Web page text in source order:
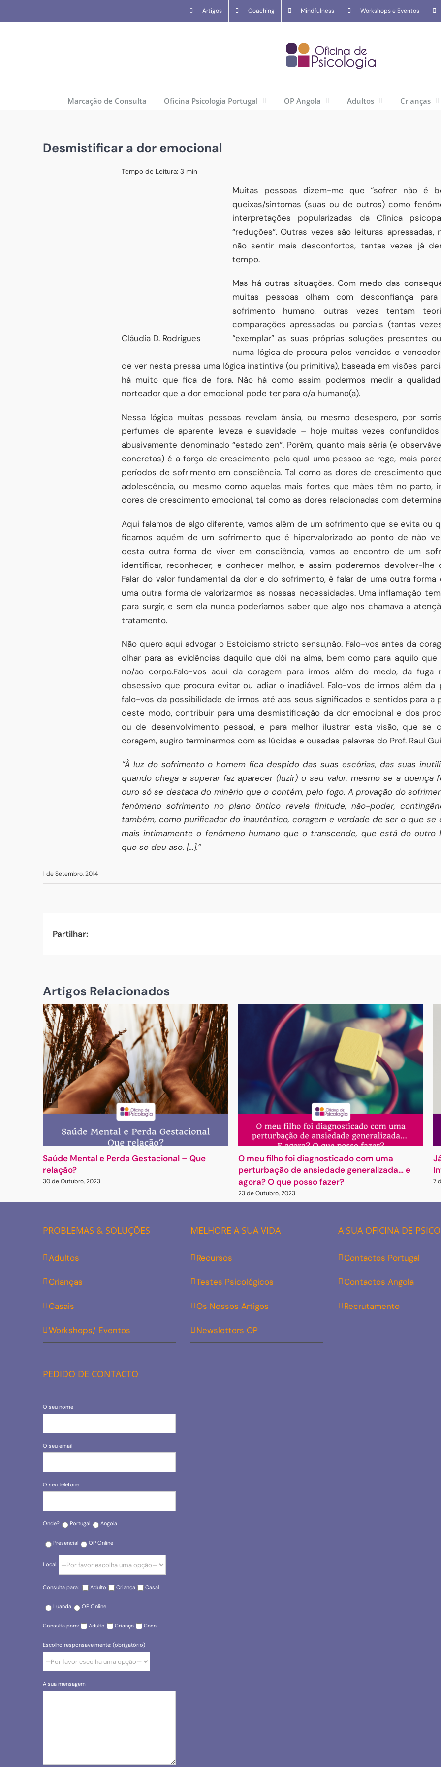
to
Artigos Coaching Mindfulness Workshops e Eventos
Marcação de Consulta Oficina Psicologia Portugal OP Angola Adultos Crianças
Desmistificar a dor emocional
Tempo de Leitura: 3 min
Cláudia D. Rodrigues
Muitas pessoas dizem-me que “sofrer não é
queixas/sintomas (suas ou de outros) como
interpretações popularizadas da Clínica
“reduções”. Outras vezes são leituras apressadas,
não sentir mais desconfortos, tantas vezes já
tempo.
Mas há outras situações. Com medo das
muitas pessoas olham com desconfiança
sofrimento humano, outras vezes tentam
comparações apressadas ou parciais (tantas
“exemplar” as suas próprias soluções presentes
numa lógica de procura pelos vencidos e
de ver nesta pressa uma lógica instintiva (ou primitiva), baseada em visões
há muito que fica de fora. Não há como assim podermos medir a
norteador que a dor emocional pode ter para o/a humano(a).
Nessa lógica muitas pessoas revelam ânsia, ou mesmo desespero, por
perfumes de aparente leveza e suavidade – hoje muitas vezes confundidos
abusivamente denominado “estado zen”. Porém, quanto mais séria (e
concretas) é a força de crescimento pela qual uma pessoa se rege, mais
períodos de sofrimento em consciência. Tal como as dores de crescimento
adolescência, ou mesmo como aquelas mais fortes que mães têm no parto,
dores de crescimento emocional, tal como as dores relacionadas com
Aqui falamos de algo diferente, vamos além de um sofrimento que se evita ou
ficamos aquém de um sofrimento que é hipervalorizado ao ponto de não
desta outra forma de viver em consciência, vamos ao encontro de um
identificar, reconhecer, e conhecer melhor, e assim poderemos devolver-lhe
Falar do valor fundamental da dor e do sofrimento, é falar de uma outra
uma outra forma de valorizarmos as nossas necessidades. Uma inflamação
para surgir, e sem ela nunca poderíamos saber que algo nos chamava a
tratamento.
Não quero aqui advogar o Estoicismo stricto sensu,não. Falo-vos antes da
olhar para as evidências daquilo que dói na alma, bem como para aquilo
no/ao corpo.Falo-vos aqui da coragem para irmos além do medo, da fuga
obsessivo que procura evitar ou adiar o inadiável. Falo-vos de irmos além da
falo-vos da possibilidade de irmos até aos seus significados e sentidos para a
deste modo, contribuir para uma desmistificação da dor emocional e dos
ou de desenvolvimento pessoal, e para melhor ilustrar esta visão, que se
coragem, sugiro terminarmos com as lúcidas e ousadas palavras do Prof. Raul
“À luz do sofrimento o homem fica despido das suas escórias, das suas
quando chega a superar faz aparecer (luzir) o seu valor, mesmo se a doença
ouro só se destaca do minério que o contém, pelo fogo. A provação do
fenómeno sofrimento no plano ôntico revela finitude, não-poder,
também, como purificador do inautêntico, coragem e verdade de ser o que se
mais intimamente o fenómeno humano que o transcende, que está do outro
que se deu aso. […].”
1 de Setembro, 2014
Partilhar:
Artigos Relacionados
Saúde Mental e Perda Gestacional – Que
relação?
30 de Outubro, 2023
O meu filho foi diagnosticado com uma
perturbação de ansiedade generalizada… e
agora? O que posso fazer?
23 de Outubro, 2023
7
PROBLEMAS & SOLUÇÕES
Adultos
Crianças
Casais
Workshops/ Eventos
PEDIDO DE CONTACTO
O seu nome
O seu email
O seu telefone
Onde? Portugal Angola
Presencial OP Online
Local:
Consulta para: Adulto Criança Casal
Luanda OP Online
Consulta para: Adulto Criança Casal
Escolho responsavelmente: (obrigatório)
A sua mensagem
MELHORE A SUA VIDA
Recursos
Testes Psicológicos
Os Nossos Artigos
Newsletters OP
A SUA OFICINA DE
Contactos Portugal
Contactos Angola
Recrutamento